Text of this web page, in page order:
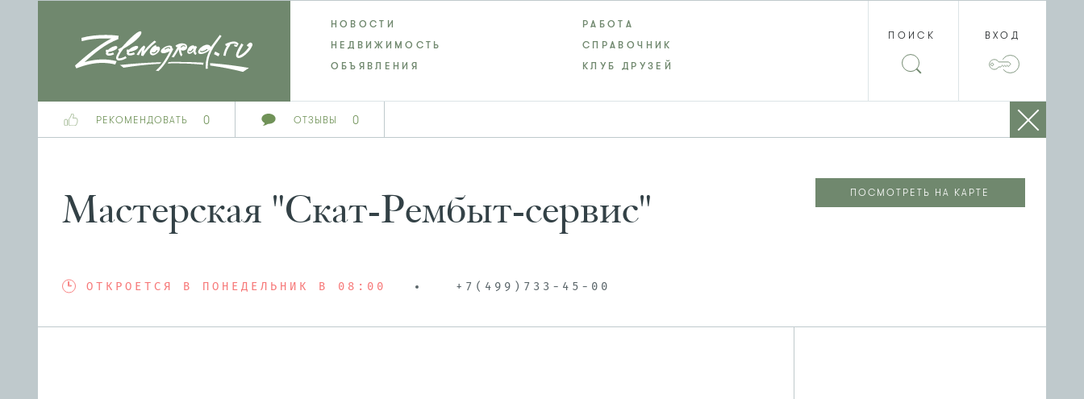
РЕКОМЕНДОВАТЬ 0 ОТЗЫВЫ 0
НОВОСТИ
РАБОТА
НЕДВИЖИМОСТЬ
СПРАВОЧНИК
ОБЪЯВЛЕНИЯ
КЛУБ ДРУЗЕЙ
ПОИСК ВХОД
Мастерская "Скат-Рембыт-сервис"
ОТКРОЕТСЯ В ПОНЕДЕЛЬНИК В 08:00 +7(499)733-45-00
ПОСМОТРЕТЬ НА КАРТЕ